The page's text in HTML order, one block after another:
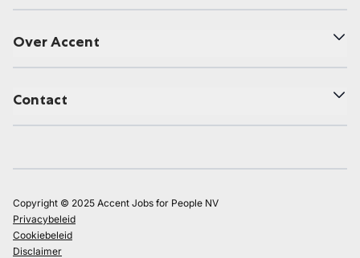
Over Accent
Contact
Copyright © 2025 Accent Jobs for People NV
Privacybeleid
Cookiebeleid
Disclaimer